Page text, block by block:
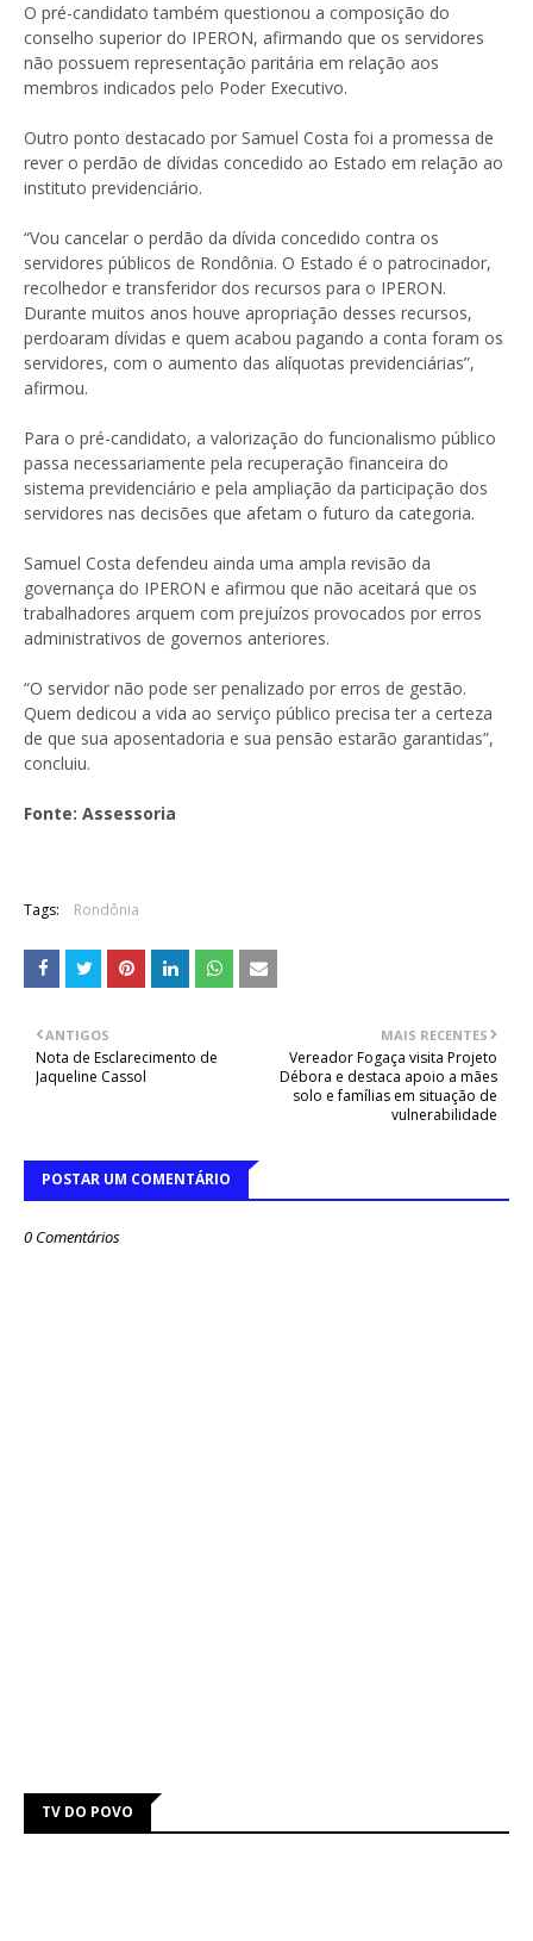
O pré-candidato também questionou a composição do
conselho superior do IPERON, afirmando que os servidores
não possuem representação paritária em relação aos
membros indicados pelo Poder Executivo.
Outro ponto destacado por Samuel Costa foi a promessa de
rever o perdão de dívidas concedido ao Estado em relação ao
instituto previdenciário.
“Vou cancelar o perdão da dívida concedido contra os
servidores públicos de Rondônia. O Estado é o patrocinador,
recolhedor e transferidor dos recursos para o IPERON.
Durante muitos anos houve apropriação desses recursos,
perdoaram dívidas e quem acabou pagando a conta foram os
servidores, com o aumento das alíquotas previdenciárias”,
afirmou.
Para o pré-candidato, a valorização do funcionalismo público
passa necessariamente pela recuperação financeira do
sistema previdenciário e pela ampliação da participação dos
servidores nas decisões que afetam o futuro da categoria.
Samuel Costa defendeu ainda uma ampla revisão da
governança do IPERON e afirmou que não aceitará que os
trabalhadores arquem com prejuízos provocados por erros
administrativos de governos anteriores.
“O servidor não pode ser penalizado por erros de gestão.
Quem dedicou a vida ao serviço público precisa ter a certeza
de que sua aposentadoria e sua pensão estarão garantidas”,
concluiu.
Fonte: Assessoria
Tags: Rondônia
MAIS RECENTES
Vereador Fogaça visita Projeto
Débora e destaca apoio a mães
solo e famílias em situação de
vulnerabilidade
ANTIGOS
Nota de Esclarecimento de
Jaqueline Cassol
POSTAR UM COMENTÁRIO
0 Comentários
TV DO POVO